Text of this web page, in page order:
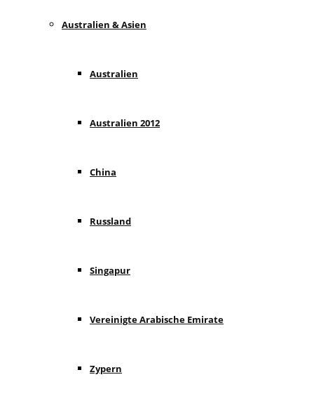
Australien & Asien
Australien
Australien 2012
China
Russland
Singapur
Vereinigte Arabische Emirate
Zypern